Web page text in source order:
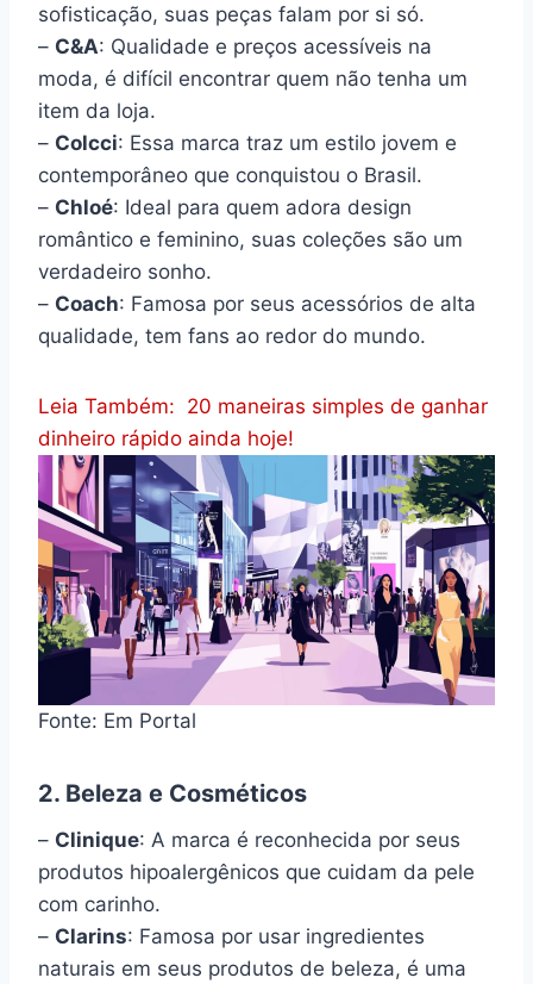
sofisticação, suas peças falam por si só.
– C&A: Qualidade e preços acessíveis na
moda, é difícil encontrar quem não tenha um
item da loja.
– Colcci: Essa marca traz um estilo jovem e
contemporâneo que conquistou o Brasil.
– Chloé: Ideal para quem adora design
romântico e feminino, suas coleções são um
verdadeiro sonho.
– Coach: Famosa por seus acessórios de alta
qualidade, tem fans ao redor do mundo.
Leia Também: 20 maneiras simples de ganhar
dinheiro rápido ainda hoje!
Fonte: Em Portal
2. Beleza e Cosméticos
– Clinique: A marca é reconhecida por seus
produtos hipoalergênicos que cuidam da pele
com carinho.
– Clarins: Famosa por usar ingredientes
naturais em seus produtos de beleza, é uma